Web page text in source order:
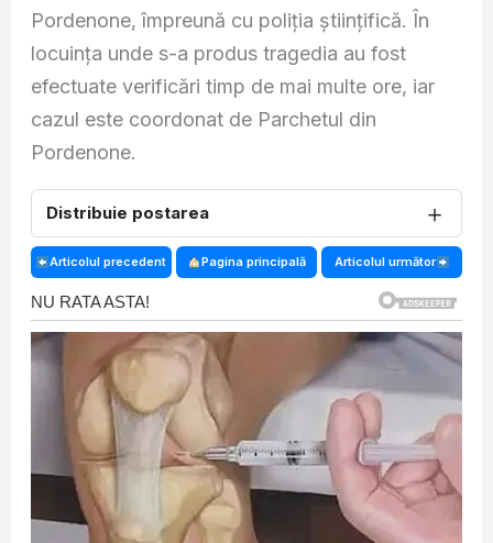
Pordenone, împreună cu poliția științifică. În
locuința unde s-a produs tragedia au fost
efectuate verificări timp de mai multe ore, iar
cazul este coordonat de Parchetul din
Pordenone.
Distribuie postarea ＋
Articolul precedent Pagina principală Articolul următor